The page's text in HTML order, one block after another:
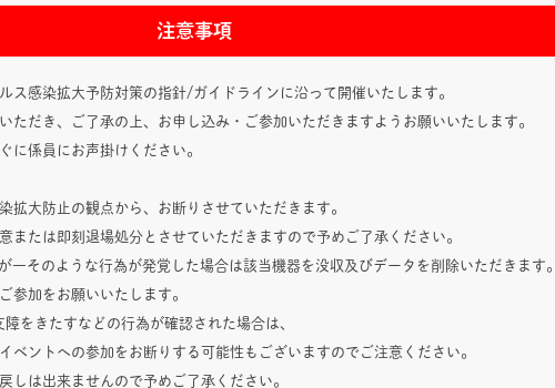
注意事項
ス感染拡大予防対策の指針/ガイドラインに沿って開催いたします。
だき、ご了承の上、お申し込み・ご参加いただきますようお願いいたします。
に係員にお声掛けください。
拡大防止の観点から、お断りさせていただきます。
または即刻退場処分とさせていただきますので予めご了承ください。
そのような行為が発覚した場合は該当機器を没収及びデータを削除いただきます。
参加をお願いいたします。
をきたすなどの行為が確認された場合は、
ントへの参加をお断りする可能性もございますのでご注意ください。
しは出来ませんので予めご了承ください。